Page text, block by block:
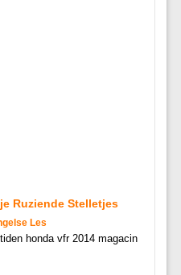
Ruziende Stelletjes
Les
honda vfr 2014 magacin